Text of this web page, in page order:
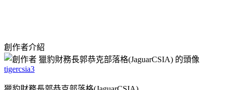
創作者介紹
tigercsia3